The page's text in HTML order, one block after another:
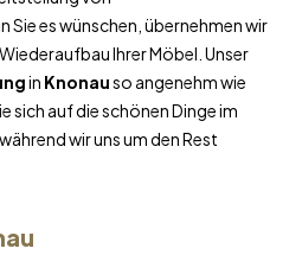
Sie es wünschen, übernehmen wir
Ihrer Möbel. Unser
in Knonauso angenehm wie
sich auf die schönen Dinge im
wir uns um den Rest